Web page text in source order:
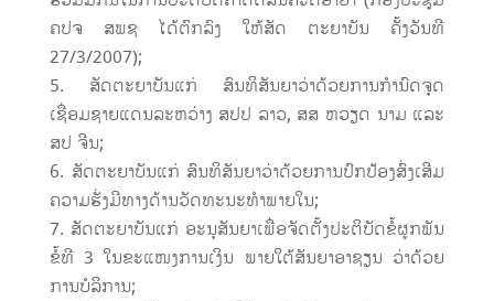
ຄປຈ ສພຊ ໄດ້ຕົກລົງ ໃຫ້ສັດ ຕະຍາບັນ ຄັ້ງວັນທີ
27/3/2007);
ສັດຕະຍາບັນແກ່ ສົນທິສັນຍາວ່າດ້ວຍການກຳນົດຈຸດ
ເຊື່ອມຊາຍແດນລະຫວ່າງ ສປປ ລາວ, ສສ ຫວຽດ ນາມ ແລະ
ສປ ຈີນ;
ສັດຕະຍາບັນແກ່ ສົນທິສັນຍາວ່າດ້ວຍການປົກປ້ອງສົ່ງເສີມ
ຄວາມຮັ່ງມີທາງດ້ານວັດທະນະທຳພາຍໃນ;
ສັດຕະຍາບັນແກ່ ອະນຸສັນຍາເພື່ອຈັດຕັ້ງປະຕິບັດຂໍ້ຜູກພັນ
ຂໍ້ທີ 3 ໃນຂະແໜງການເງິນ ພາຍໃຕ້ສັນຍາອາຊຽນ ວ່າດ້ວຍ
ການບໍລິການ;